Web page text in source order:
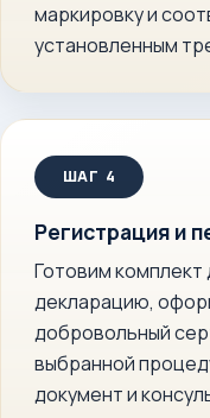
маркировку и
установленным
Регистрация и
Готовим
декларацию,
добровольный
выбранной
документ и